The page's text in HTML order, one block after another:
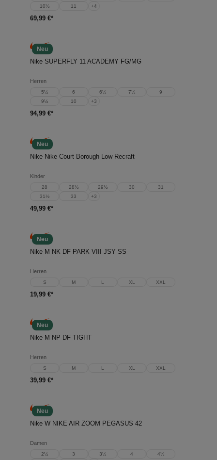
10½
11 +4
69,99 €*
Neu
Nike SUPERFLY 11 ACADEMY FG/MG
Herren
5½ 6 6½ 7½
9
9½
10 +3
94,99 €*
Neu
Nike Nike Court Borough Low Recraft
Kinder
28 28½ 29½ 30
31
31½
33 +3
49,99 €*
Neu
Nike M NK DF PARK VIII JSY SS
Herren
S M L XL XXL
19,99 €*
Neu
Nike M NP DF TIGHT
Herren
S M L XL XXL
39,99 €*
Neu
Nike W NIKE AIR ZOOM PEGASUS 42
Damen
2½ 3 3½ 4 4½